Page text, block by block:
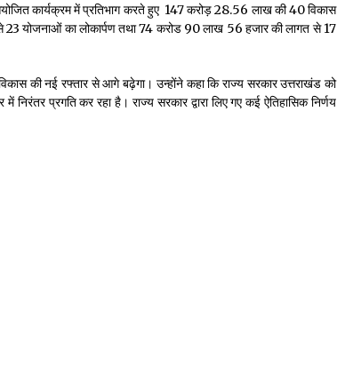
कार्यक्रम में प्रतिभाग करते हुए ₹ 147 करोड़ 28.56 लाख की 40 विकास
23 योजनाओं का लोकार्पण तथा 74 करोड 90 लाख 56 हजार की लागत से 17
की नई रफ्तार से आगे बढ़ेगा। उन्होंने कहा कि राज्य सरकार उत्तराखंड को
प्रगति कर रहा है। राज्य सरकार द्वारा लिए गए कई ऐतिहासिक निर्णय